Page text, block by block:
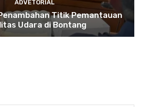
ADVETORIAL
Titik Pemantauan
Udara di Bontang